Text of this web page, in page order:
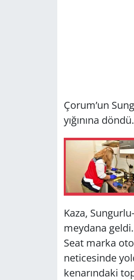
Çorum’un
yığınına
Kaza,
meydana
Seat marka
neticesinde
kenarındaki